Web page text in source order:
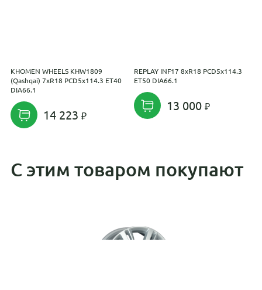
KHOMEN WHEELS KHW1809
(Qashqai) 7xR18 PCD5x114.3 ET40
DIA66.1
14 223
REPLAY INF17 8xR18 PCD5x114.3
ET50 DIA66.1
13 000
С этим товаром покупают